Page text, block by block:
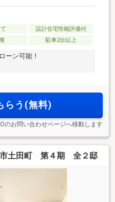
設計住宅性能評価付
駐車2台以上
ーン可能！
らう(無料)
のお問い合わせページへ移動します
土田町 第４期 全２邸